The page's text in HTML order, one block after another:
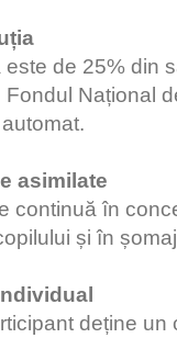
este de 25% din
Național
asimilate
continuă în
și în
deține